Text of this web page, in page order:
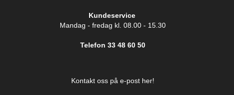
Kundeservice
Mandag - fredag kl. 08.00 - 15.30
Telefon 33 48 60 50
Kontakt oss på e-post her!